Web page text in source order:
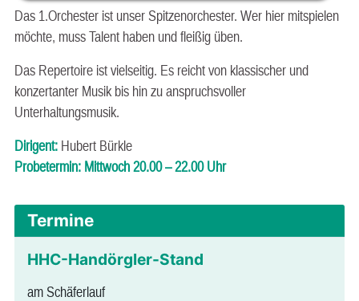
Das 1.Orchester ist unser Spitzenorchester. Wer hier mitspielen
möchte, muss Talent haben und fleißig üben.
Das Repertoire ist vielseitig. Es reicht von klassischer und
konzertanter Musik bis hin zu anspruchsvoller
Unterhaltungsmusik.
Dirigent:Hubert Bürkle
Probetermin: Mittwoch 20.00 – 22.00 Uhr
Termine
HHC-Handörgler-Stand
am Schäferlauf